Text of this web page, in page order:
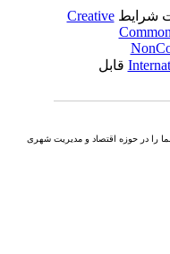
شرایطCreative
قابل
در حوزه اقتصاد و مدیریت شهری